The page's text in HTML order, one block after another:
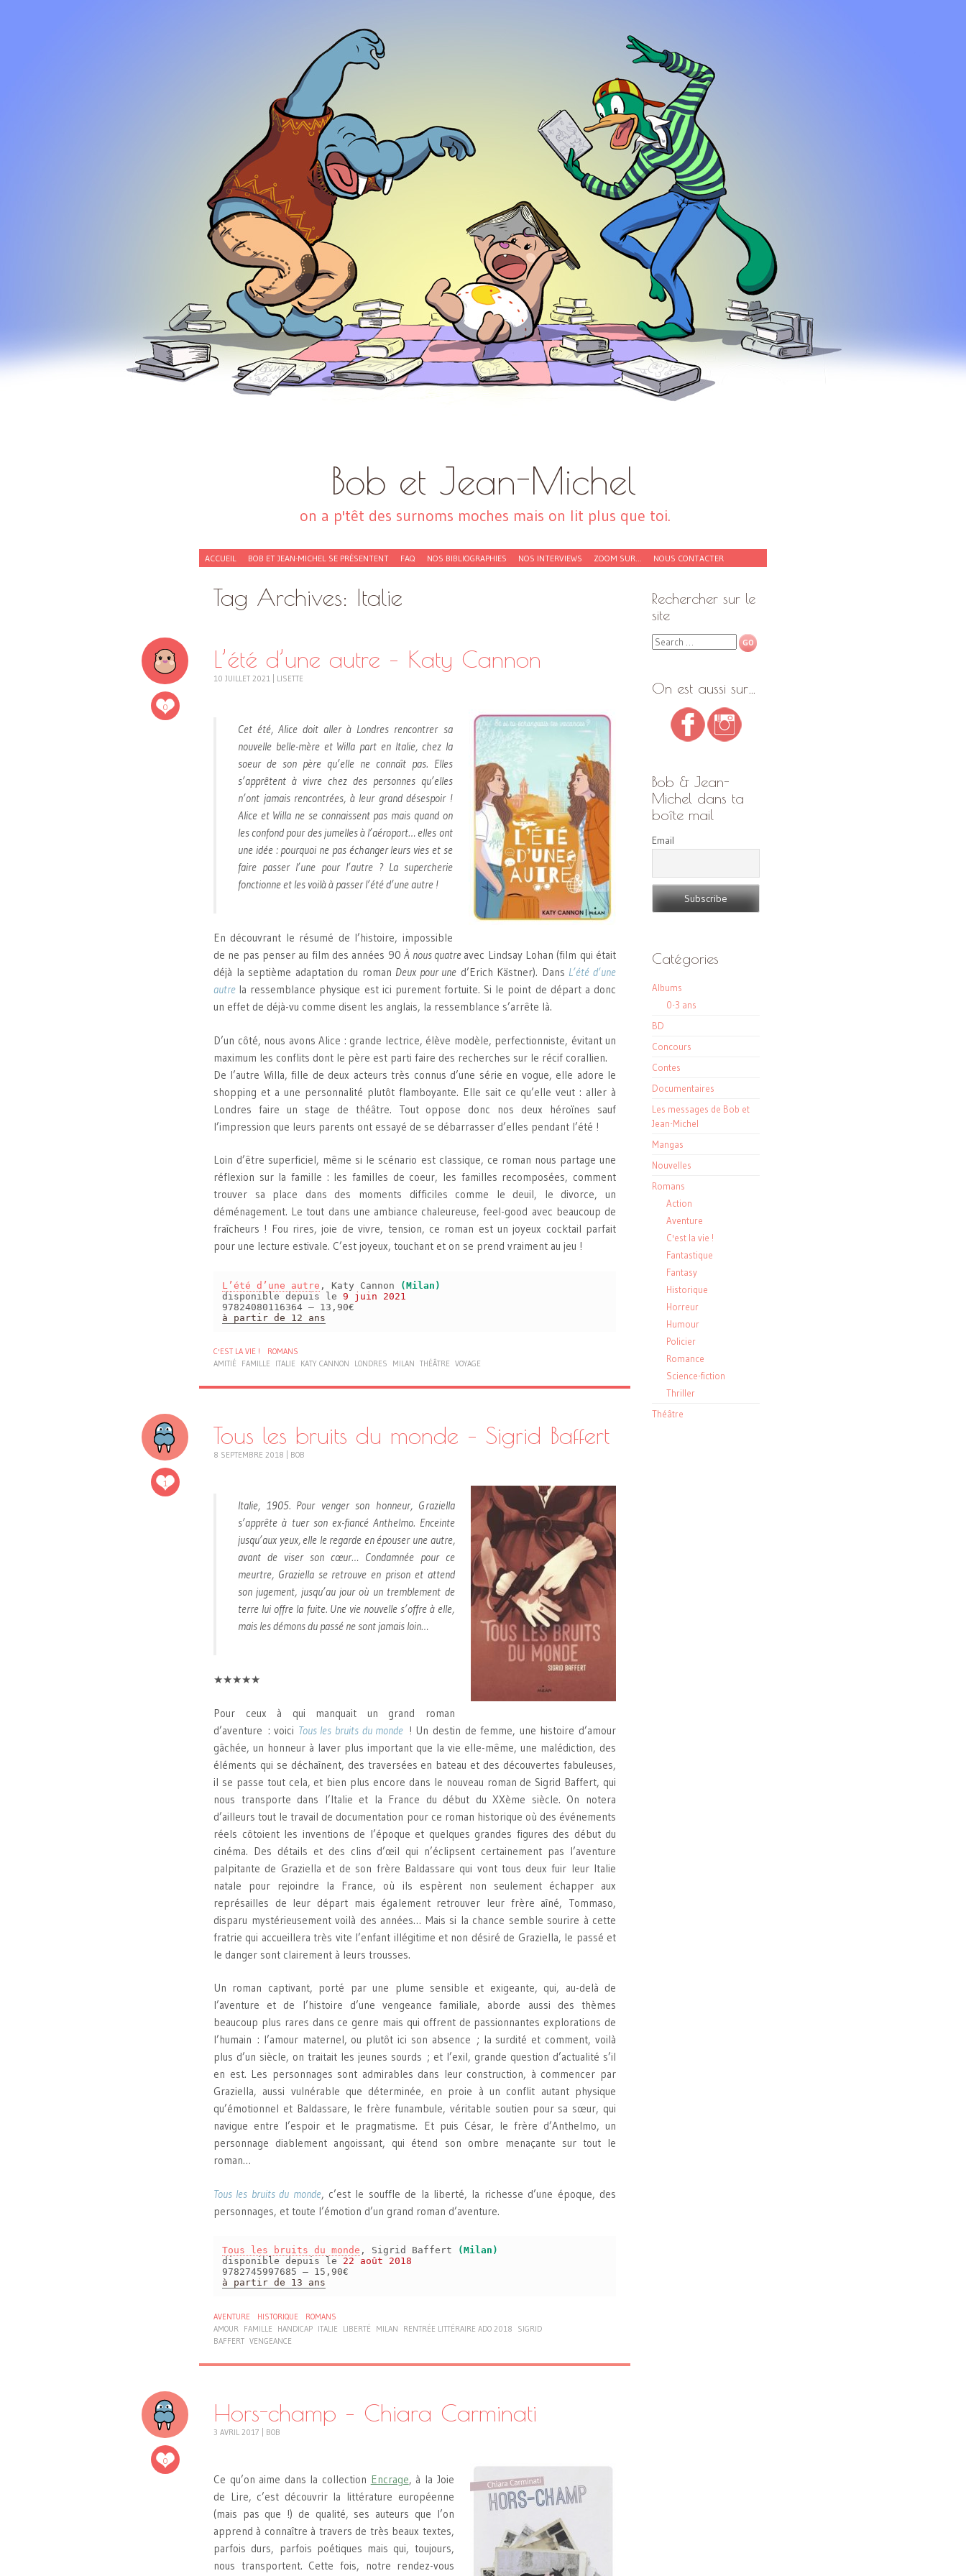
Bob et Jean-Michel
on a p'têt des surnoms moches mais on lit plus que toi.
SKIP
TO
ACCUEIL BOB ET JEAN-MICHEL SE PRÉSENTENT FAQ NOS BIBLIOGRAPHIES NOS INTERVIEWS ZOOM SUR… NOUS CONTACTER
Tag Archives: Italie
0
L’été d’une autre – Katy Cannon
10 JUILLET 2021 LISETTE
Cet été, Alice doit aller à Londres rencontrer sa
nouvelle belle-mère et Willa part en Italie, chez la
soeur de son père qu’elle ne connaît pas. Elles
s’apprêtent à vivre chez des personnes qu’elles
n’ont jamais rencontrées, à leur grand désespoir !
Alice et Willa ne se connaissent pas mais quand on
les confond pour des jumelles à l’aéroport… elles ont
une idée : pourquoi ne pas échanger leurs vies et se
faire passer l’une pour l’autre ? La supercherie
fonctionne et les voilà à passer l’été d’une autre !
En découvrant le résumé de l’histoire, impossible
de ne pas penser au film des années 90À nous quatre avec Lindsay Lohan (film qui était
déjà la septième adaptation du roman Deux pour une d’Erich Kästner). Dans L’été d’une
autre la ressemblance physique est ici purement fortuite. Si le point de départ a donc
un effet de déjà-vu comme disent les anglais, la ressemblance s’arrête là.
D’un côté, nous avons Alice : grande lectrice, élève modèle, perfectionniste, évitant un
maximum les conflits dont le père est parti faire des recherches sur le récif corallien.
De l’autre Willa, fille de deux acteurs très connus d’une série en vogue, elle adore le
shopping et a une personnalité plutôt flamboyante. Elle sait ce qu’elle veut : aller à
Londres faire un stage de théâtre. Tout oppose donc nos deux héroïnes sauf
l’impression que leurs parents ont essayé de se débarrasser d’elles pendant l’été !
Loin d’être superficiel, même si le scénario est classique, ce roman nous partage une
réflexion sur la famille : les familles de coeur, les familles recomposées, comment
trouver sa place dans des moments difficiles comme le deuil, le divorce, un
déménagement. Le tout dans une ambiance chaleureuse, feel-good avec beaucoup de
fraîcheurs ! Fou rires, joie de vivre, tension, ce roman est un joyeux cocktail parfait
pour une lecture estivale. C’est joyeux, touchant et on se prend vraiment au jeu !
L’été d’une autre , Katy Cannon
(Milan)
disponible depuis le 9 juin 2021
97824080116364 – 13,90€
à partir de 12 ans
C'EST LA VIE !
ROMANS
AMITIÉ
FAMILLE ITALIE KATY CANNON LONDRES MILAN THÉÂTRE VOYAGE
1
Tous les bruits du monde – Sigrid Baffert
8 SEPTEMBRE 2018 BOB
Italie, 1905. Pour venger son honneur, Graziella
s’apprête à tuer son ex-fiancé Anthelmo. Enceinte
jusqu’aux yeux, elle le regarde en épouser une autre,
avant de viser son cœur… Condamnée pour ce
meurtre, Graziella se retrouve en prison et attend
son jugement, jusqu’au jour où un tremblement de
terre lui offre la fuite. Une vie nouvelle s’offre à elle,
mais les démons du passé ne sont jamais loin…
★★★★★
Pour ceux à qui manquait un grand roman
d’aventure : voici Tous les bruits du monde ! Un destin de femme, une histoire d’amour
gâchée, un honneur à laver plus important que la vie elle-même, une malédiction, des
éléments qui se déchaînent, des traversées en bateau et des découvertes fabuleuses,
il se passe tout cela, et bien plus encore dans le nouveau roman de Sigrid Baffert, qui
nous transporte dans l’Italie et la France du début du XXème siècle. On notera
d’ailleurs tout le travail de documentation pour ce roman historique où des événements
réels côtoient les inventions de l’époque et quelques grandes figures des début du
cinéma. Des détails et des clins d’œil qui n’éclipsent certainement pas l’aventure
palpitante de Graziella et de son frère Baldassare qui vont tous deux fuir leur Italie
natale pour rejoindre la France, où ils espèrent non seulement échapper aux
représailles de leur départ mais également retrouver leur frère aîné, Tommaso,
disparu mystérieusement voilà des années… Mais si la chance semble sourire à cette
fratrie qui accueillera très vite l’enfant illégitime et non désiré de Graziella, le passé et
le danger sont clairement à leurs trousses.
Un roman captivant, porté par une plume sensible et exigeante, qui, au-delà de
l’aventure et de l’histoire d’une vengeance familiale, aborde aussi des thèmes
beaucoup plus rares dans ce genre mais qui offrent de passionnantes explorations de
l’humain : l’amour maternel, ou plutôt ici son absence ; la surdité et comment, voilà
plus d’un siècle, on traitait les jeunes sourds ; et l’exil, grande question d’actualité s’il
en est. Les personnages sont admirables dans leur construction, à commencer par
Graziella, aussi vulnérable que déterminée, en proie à un conflit autant physique
qu’émotionnel et Baldassare, le frère funambule, véritable soutien pour sa sœur, qui
navigue entre l’espoir et le pragmatisme. Et puis César, le frère d’Anthelmo, un
personnage diablement angoissant, qui étend son ombre menaçante sur tout le
roman…
Tous les bruits du monde, c’est le souffle de la liberté, la richesse d’une époque, des
personnages, et toute l’émotion d’un grand roman d’aventure.
Tous les bruits du monde , Sigrid Baffert
(Milan)
disponible depuis le 22 août 2018
9782745997685 – 15,90€
à partir de 13 ans
AVENTURE HISTORIQUE
ROMANS
AMOUR
FAMILLE HANDICAP ITALIE LIBERTÉ MILAN RENTRÉE LITTÉRAIRE ADO 2018
SIGRID
BAFFERT VENGEANCE
0
Hors-champ – Chiara Carminati
3 AVRIL 2017 BOB
Ce qu’on aime dans la collection Encrage, à la Joie
de Lire, c’est découvrir la littérature européenne
(mais pas que !) de qualité, ses auteurs que l’on
apprend à connaître à travers de très beaux textes,
parfois durs, parfois poétiques mais qui, toujours,
nous transportent. Cette fois, notre rendez-vous
Rechercher sur le
site
Search
On est aussi sur…
Bob & Jean-
Michel dans ta
boîte mail
Email
Catégories
Albums
0-3 ans
BD
Concours
Contes
Documentaires
Les messages de Bob et
Jean-Michel
Mangas
Nouvelles
Romans
Action
Aventure
C'est la vie !
Fantastique
Fantasy
Historique
Horreur
Humour
Policier
Romance
Science-fiction
Thriller
Théâtre